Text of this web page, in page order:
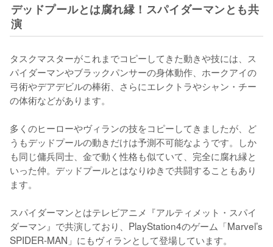
デッドプールとは腐れ縁！スパイダーマンとも共
演
タスクマスターがこれまでコピーしてきた動きや技には、ス
パイダーマンやブラックパンサーの身体動作、ホークアイの
弓術やデアデビルの棒術、さらにエレクトラやシャン・チー
の体術などがあります。
多くのヒーローやヴィランの技をコピーしてきましたが、ど
うもデッドプールの動きだけは予測不可能なようです。しか
も同じ傭兵同士、金で動く性格も似ていて、完全に腐れ縁と
いった仲。デッドプールとはなりゆきで共闘することもあり
ます。
スパイダーマンとはテレビアニメ『アルティメット・スパイ
ダーマン』で共演しており、PlayStation4のゲーム「Marvel’s
SPIDER-MAN」にもヴィランとして登場しています。